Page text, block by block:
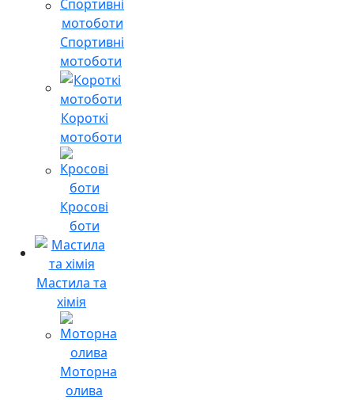
Спортивні
мотоботи
Короткі
мотоботи
Кросові
боти
Мастила та
хімія
Моторна
олива